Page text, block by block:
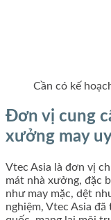
Cần có kế
Đơn vị cung
xưởng may
Vtec Asia là đơn vị
mát nhà xưởng, đặc
như may mặc, dệt
nghiệm, Vtec Asia